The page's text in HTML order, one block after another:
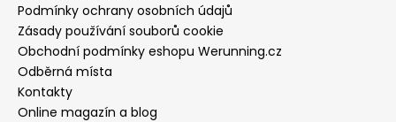
Podmínky ochrany osobních údajů
Zásady používání souborů cookie
Obchodní podmínky eshopu Werunning.cz
Odběrná místa
Kontakty
Online magazín a blog